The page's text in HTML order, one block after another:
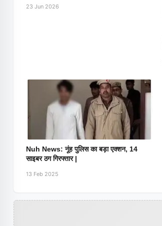
23 Jun 2026
Nuh News: नूंह पुलिस का बड़ा एक्शन, 14
साइबर ठग गिरफ्तार |
13 Feb 2025